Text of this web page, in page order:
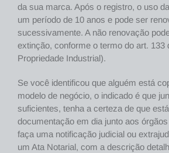
da sua marca. Após o registro, o uso
um período de 10 anos e pode ser
sucessivamente. A não renovação
extinção, conforme o termo do art. 133
Propriedade Industrial).
Se você identificou que alguém está
modelo de negócio, o indicado é que
suficientes, tenha a certeza de que
documentação em dia junto aos
faça uma notificação judicial ou
um Ata Notarial, com a descrição